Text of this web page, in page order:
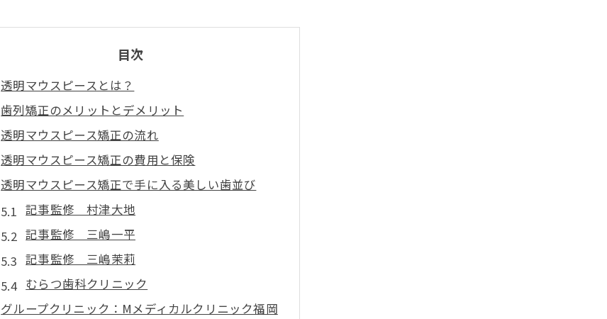
目次
透明マウスピースとは？
歯列矯正のメリットとデメリット
透明マウスピース矯正の流れ
透明マウスピース矯正の費用と保険
透明マウスピース矯正で手に入る美しい歯並び
記事監修 村津大地
記事監修 三嶋一平
記事監修 三嶋茉莉
むらつ歯科クリニック
グループクリニック：Mメディカルクリニック福岡